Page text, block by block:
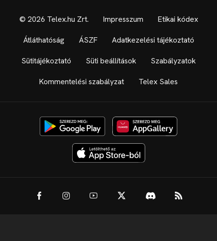
© 2026 Telex.hu Zrt. Impresszum Etikai kódex
Átláthatóság ÁSZF Adatkezelési tájékoztató
Sütitájékoztató Süti beállítások Szabályzatok
Kommentelési szabályzat Telex Sales